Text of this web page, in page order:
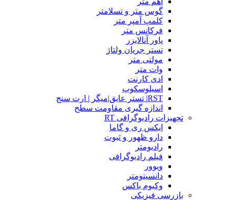
گوس متر و تسلامتر
کلمپ آمپر متر
فرکانس متر
پاور آنالایزر
تستر جریان ولتاژ
مولتی متر
وات متر
ادی کارنت
اسیلوسکوپ
RST| تستر عایق|میگر | ارت سنج
اندازه گیری مقاومت سطح
تجهیزات رادیوگرافی RT
ایکس ری و گاما
دارو ظهور و ثبوت
رادیومتر
فیلم رادیوگرافی
ویوور
دانسیتومتر
وکیوم باکس
بازرسی فیزیکی